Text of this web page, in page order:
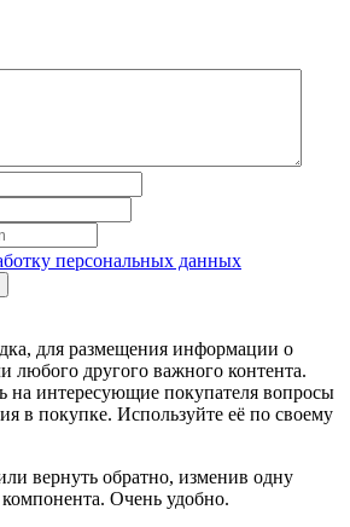
персональных данных
для размещения информации о
любого другого важного контента.
на интересующие покупателя вопросы
в покупке. Используйте её по своему
вернуть обратно, изменив одну
Очень удобно.